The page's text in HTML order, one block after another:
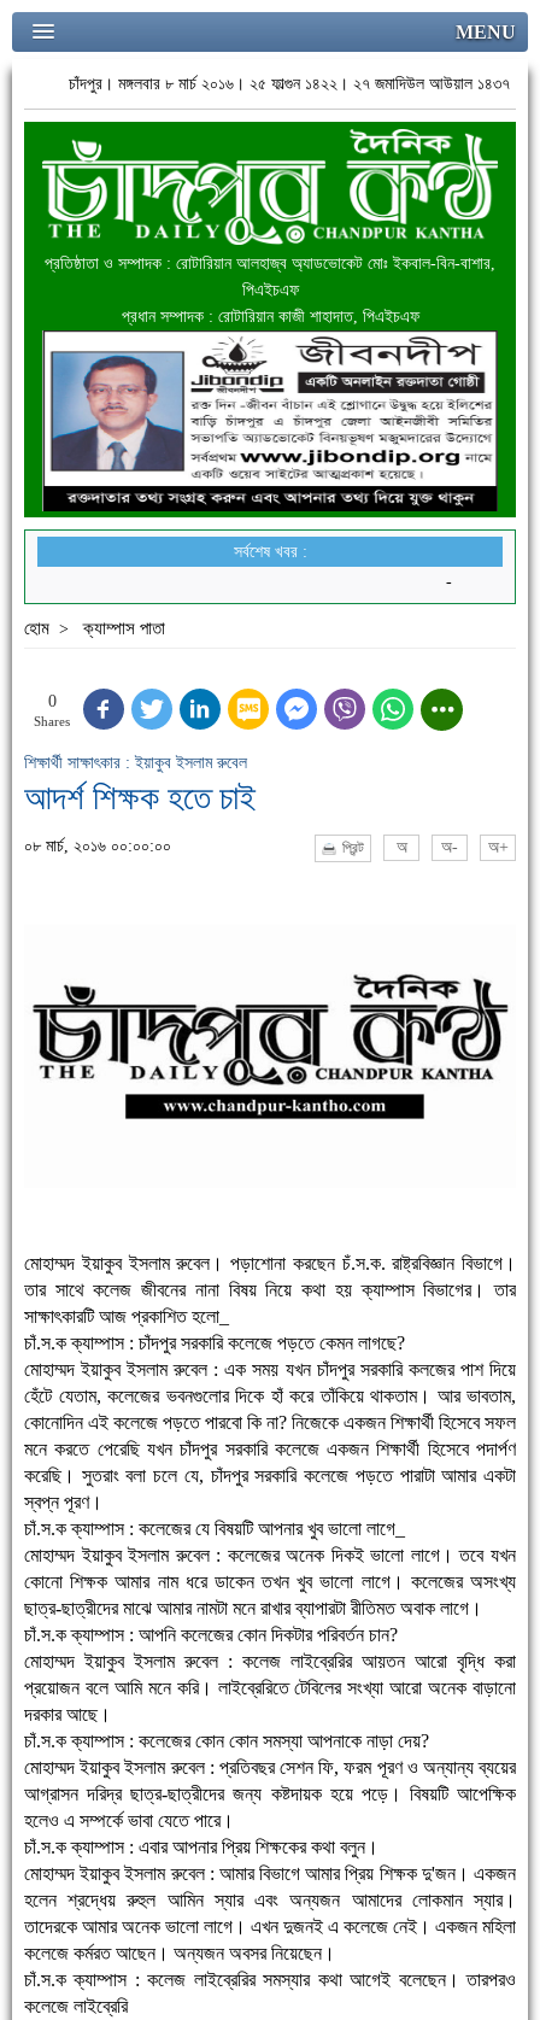
MENU
চাঁদপুর। মঙ্গলবার ৮ মার্চ ২০১৬। ২৫ ফাল্গুন ১৪২২। ২৭ জমাদিউল আউয়াল ১৪৩৭
প্রতিষ্ঠাতা ও সম্পাদক : রোটারিয়ান আলহাজ্ব অ্যাডভোকেট মোঃ ইকবাল-বিন-বাশার,
পিএইচএফ
প্রধান সম্পাদক : রোটারিয়ান কাজী শাহাদাত, পিএইচএফ
সর্বশেষ খবর :
হোম > ক্যাম্পাস পাতা
0
Shares
শিক্ষার্থী সাক্ষাৎকার : ইয়াকুব ইসলাম রুবেল
আদর্শ শিক্ষক হতে চাই
০৮ মার্চ, ২০১৬ ০০:০০:০০ প্রিন্ট অ অ- অ+
মোহাম্মদ ইয়াকুব ইসলাম রুবেল। পড়াশোনা করছেন চঁ.স.ক. রাষ্ট্রবিজ্ঞান বিভাগে।
তার সাথে কলেজ জীবনের নানা বিষয় নিয়ে কথা হয় ক্যাম্পাস বিভাগের। তার
সাক্ষাৎকারটি আজ প্রকাশিত হলো_
চাঁ.স.ক ক্যাম্পাস : চাঁদপুর সরকারি কলেজে পড়তে কেমন লাগছে?
মোহাম্মদ ইয়াকুব ইসলাম রুবেল : এক সময় যখন চাঁদপুর সরকারি কলজের পাশ দিয়ে
হেঁটে যেতাম, কলেজের ভবনগুলোর দিকে হাঁ করে তাঁকিয়ে থাকতাম। আর ভাবতাম,
কোনোদিন এই কলেজে পড়তে পারবো কি না? নিজেকে একজন শিক্ষার্থী হিসেবে সফল
মনে করতে পেরেছি যখন চাঁদপুর সরকারি কলেজে একজন শিক্ষার্থী হিসেবে পদার্পণ
করেছি। সুতরাং বলা চলে যে, চাঁদপুর সরকারি কলেজে পড়তে পারাটা আমার একটা
স্বপ্ন পূরণ।
চাঁ.স.ক ক্যাম্পাস : কলেজের যে বিষয়টি আপনার খুব ভালো লাগে_
মোহাম্মদ ইয়াকুব ইসলাম রুবেল : কলেজের অনেক দিকই ভালো লাগে। তবে যখন
কোনো শিক্ষক আমার নাম ধরে ডাকেন তখন খুব ভালো লাগে। কলেজের অসংখ্য
ছাত্র-ছাত্রীদের মাঝে আমার নামটা মনে রাখার ব্যাপারটা রীতিমত অবাক লাগে।
চাঁ.স.ক ক্যাম্পাস : আপনি কলেজের কোন দিকটার পরিবর্তন চান?
মোহাম্মদ ইয়াকুব ইসলাম রুবেল : কলেজ লাইব্রেরির আয়তন আরো বৃদ্ধি করা
প্রয়োজন বলে আমি মনে করি। লাইব্রেরিতে টেবিলের সংখ্যা আরো অনেক বাড়ানো
দরকার আছে।
চাঁ.স.ক ক্যাম্পাস : কলেজের কোন কোন সমস্যা আপনাকে নাড়া দেয়?
মোহাম্মদ ইয়াকুব ইসলাম রুবেল : প্রতিবছর সেশন ফি, ফরম পূরণ ও অন্যান্য ব্যয়ের
আগ্রাসন দরিদ্র ছাত্র-ছাত্রীদের জন্য কষ্টদায়ক হয়ে পড়ে। বিষয়টি আপেক্ষিক
হলেও এ সম্পর্কে ভাবা যেতে পারে।
চাঁ.স.ক ক্যাম্পাস : এবার আপনার প্রিয় শিক্ষকের কথা বলুন।
মোহাম্মদ ইয়াকুব ইসলাম রুবেল : আমার বিভাগে আমার প্রিয় শিক্ষক দু'জন। একজন
হলেন শ্রদ্ধেয় রুহুল আমিন স্যার এবং অন্যজন আমাদের লোকমান স্যার।
তাদেরকে আমার অনেক ভালো লাগে। এখন দুজনই এ কলেজে নেই। একজন মহিলা
কলেজে কর্মরত আছেন। অন্যজন অবসর নিয়েছেন।
চাঁ.স.ক ক্যাম্পাস : কলেজ লাইব্রেরির সমস্যার কথা আগেই বলেছেন। তারপরও
কলেজে লাইব্রেরি